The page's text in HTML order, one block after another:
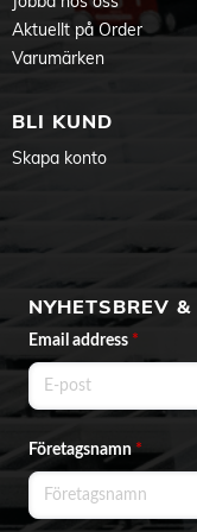
Driftstid: ~40 timmar
Räckvidd: 10 m
Funktion: Enkel
Aktuellt på Order
Varumärken
BLI KUND
Skapa konto
NYHETSBREV
Email address *
Företagsnamn*